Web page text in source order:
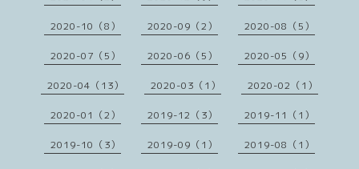
2020-10（8） 2020-09（2） 2020-08（5）
2020-07（5） 2020-06（5） 2020-05（9）
2020-04（13） 2020-03（1） 2020-02（1）
2020-01（2） 2019-12（3） 2019-11（1）
2019-10（3） 2019-09（1） 2019-08（1）